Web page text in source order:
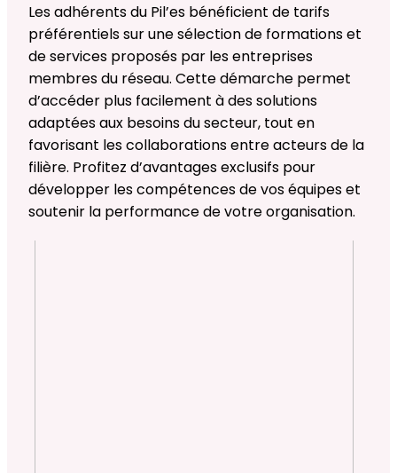
Les adhérents du Pil’es bénéficient de tarifs
préférentiels sur une sélection de formations et
de services proposés par les entreprises
membres du réseau. Cette démarche permet
d’accéder plus facilement à des solutions
adaptées aux besoins du secteur, tout en
favorisant les collaborations entre acteurs de la
filière. Profitez d’avantages exclusifs pour
développer les compétences de vos équipes et
soutenir la performance de votre organisation.